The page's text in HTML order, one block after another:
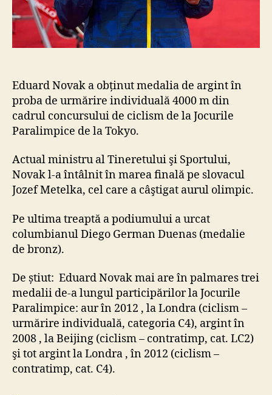
Eduard Novak a obținut medalia de argint în
proba de urmărire individuală 4000 m din
cadrul concursului de ciclism de la Jocurile
Paralimpice de la Tokyo.
Actual ministru al Tineretului şi Sportului,
Novak l-a întâlnit în marea finală pe slovacul
Jozef Metelka, cel care a câştigat aurul olimpic.
Pe ultima treaptă a podiumului a urcat
columbianul Diego German Duenas (medalie
de bronz).
De știut: Eduard Novak mai are în palmares trei
medalii de-a lungul participărilor la Jocurile
Paralimpice: aur în 2012 , la Londra (ciclism –
urmărire individuală, categoria C4), argint în
2008 , la Beijing (ciclism – contratimp, cat. LC2)
şi tot argint la Londra , în 2012 (ciclism –
contratimp, cat. C4).